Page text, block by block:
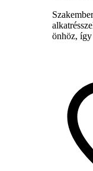
önhöz, így